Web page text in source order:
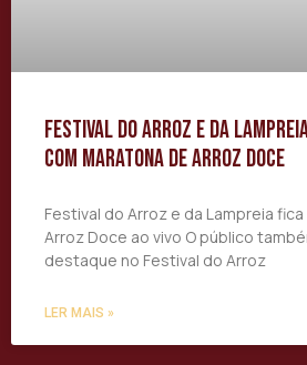
Festival do Arroz e da
com maratona de Arroz Doce
Festival do Arroz e da Lampreia
Arroz Doce ao vivo O público
destaque no Festival do Arroz
LER MAIS »